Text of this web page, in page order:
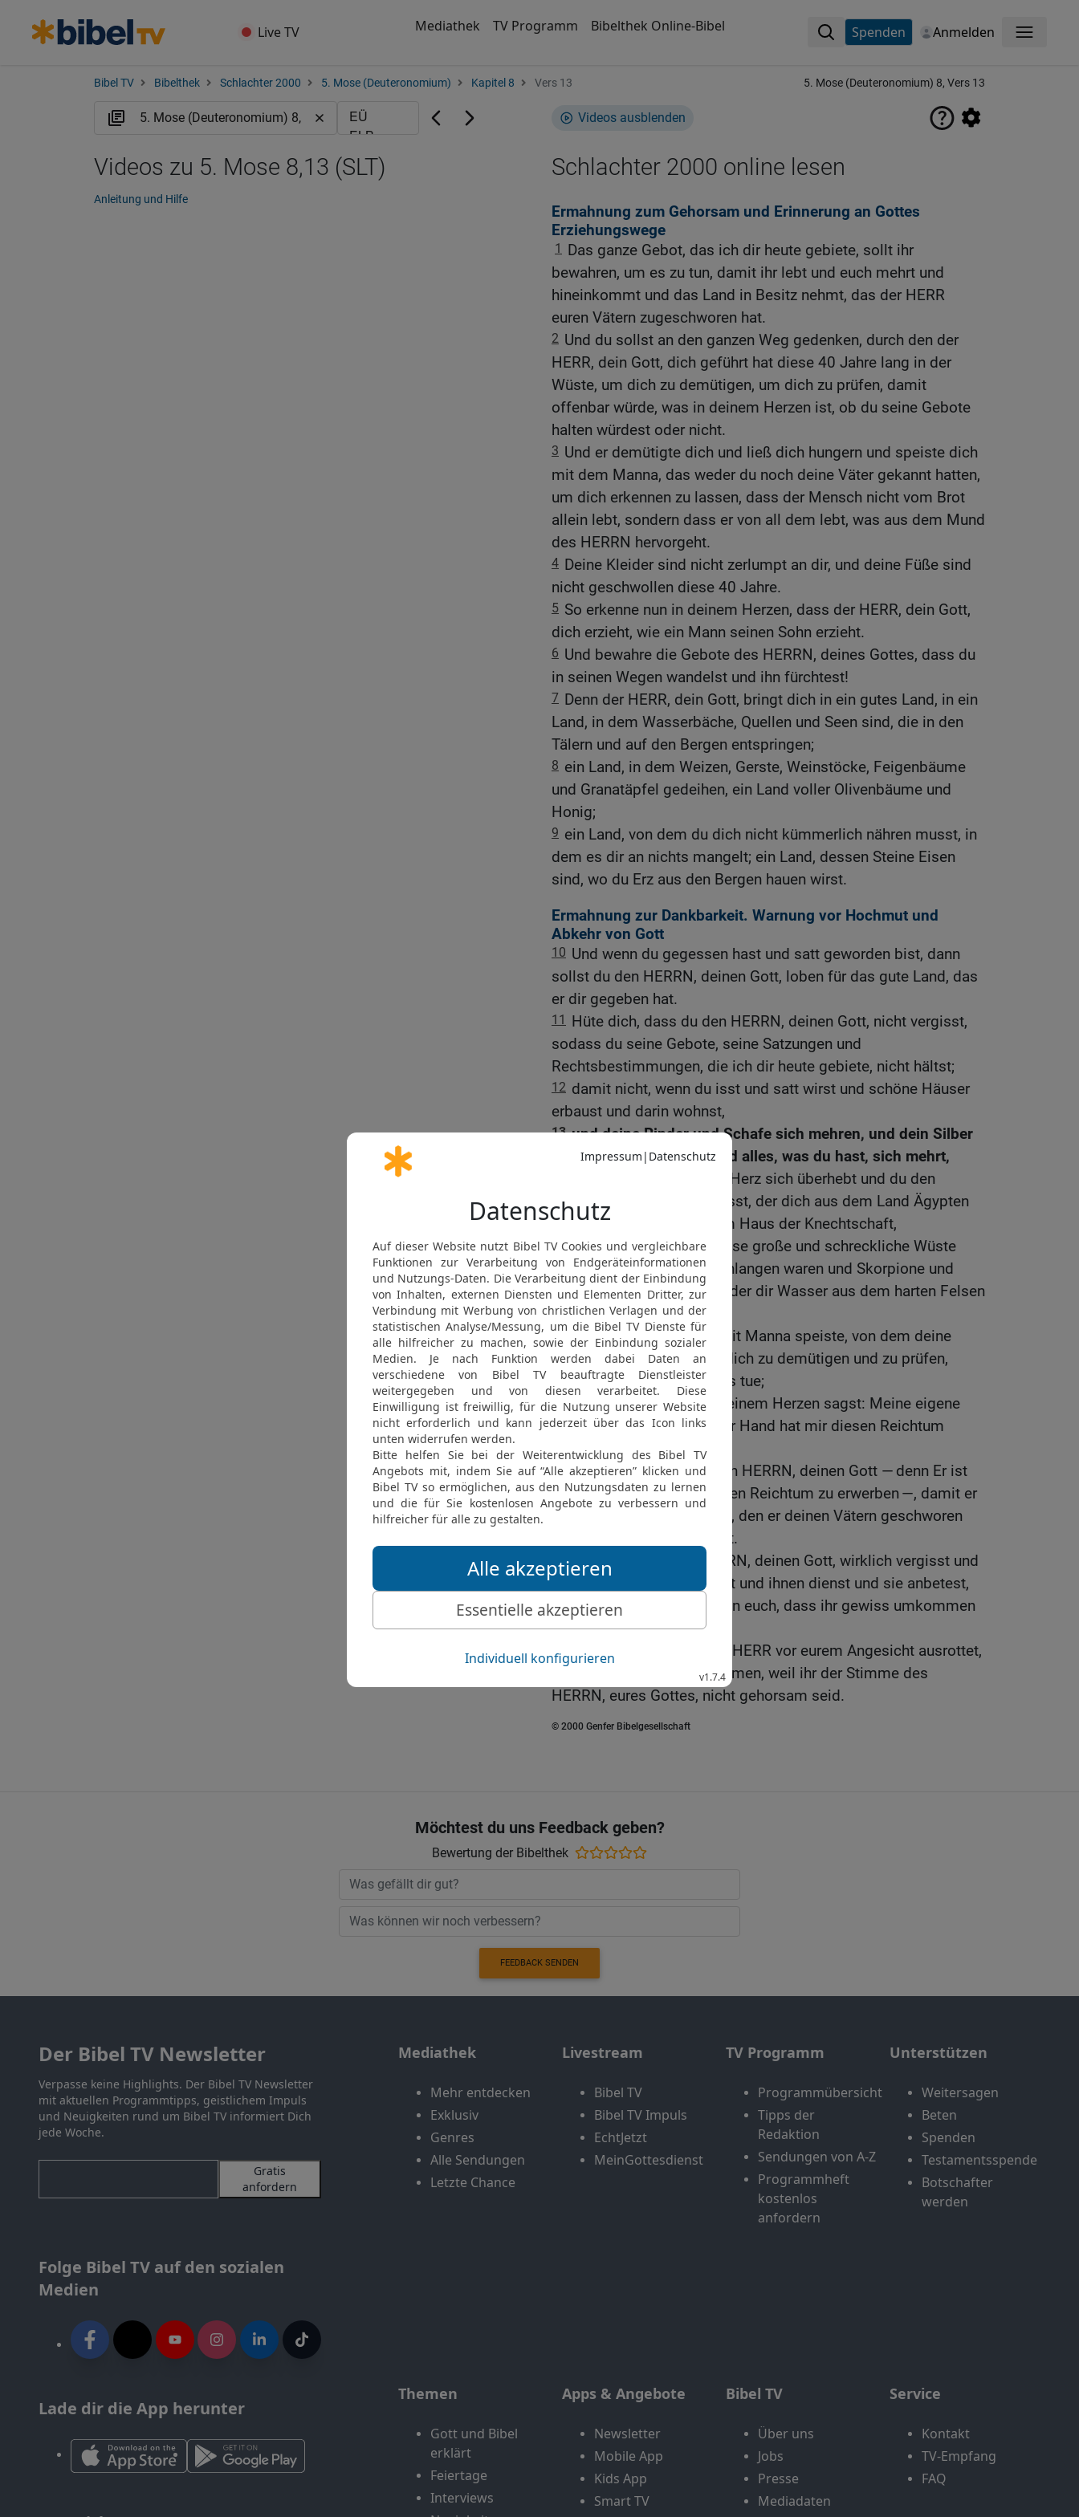
Live TV Mediathek TV Programm Bibelthek Online-Bibel Spenden Anmelden Menü
Bibel TV Bibelthek Schlachter 2000 5. Mose (Deuteronomium) Kapitel 8 Vers 13 5. Mose (Deuteronomium) 8, Vers 13
Videos ausblenden
Schlachter 2000 online lesen
Ermahnung zum Gehorsam und Erinnerung an Gottes
Erziehungswege
1
Das ganze Gebot, das ich dir heute gebiete, sollt ihr
bewahren, um es zu tun, damit ihr lebt und euch mehrt und
hineinkommt und das Land in Besitz nehmt, das der HERR
euren Vätern zugeschworen hat.
2 Und du sollst an den ganzen Weg gedenken, durch den der
HERR, dein Gott, dich geführt hat diese 40 Jahre lang in der
Wüste, um dich zu demütigen, um dich zu prüfen, damit
offenbar würde, was in deinem Herzen ist, ob du seine Gebote
halten würdest oder nicht.
3 Und er demütigte dich und ließ dich hungern und speiste dich
mit dem Manna, das weder du noch deine Väter gekannt hatten,
um dich erkennen zu lassen, dass der Mensch nicht vom Brot
allein lebt, sondern dass er von all dem lebt, was aus dem Mund
des HERRN hervorgeht.
4 Deine Kleider sind nicht zerlumpt an dir, und deine Füße sind
nicht geschwollen diese 40 Jahre.
5 So erkenne nun in deinem Herzen, dass der HERR, dein Gott,
dich erzieht, wie ein Mann seinen Sohn erzieht.
6 Und bewahre die Gebote des HERRN, deines Gottes, dass du
in seinen Wegen wandelst und ihn fürchtest!
7 Denn der HERR, dein Gott, bringt dich in ein gutes Land, in ein
Land, in dem Wasserbäche, Quellen und Seen sind, die in den
Tälern und auf den Bergen entspringen;
8 ein Land, in dem Weizen, Gerste, Weinstöcke, Feigenbäume
und Granatäpfel gedeihen, ein Land voller Olivenbäume und
Honig;
9 ein Land, von dem du dich nicht kümmerlich nähren musst, in
dem es dir an nichts mangelt; ein Land, dessen Steine Eisen
sind, wo du Erz aus den Bergen hauen wirst.
Ermahnung zur Dankbarkeit. Warnung vor Hochmut und
Abkehr von Gott
10 Und wenn du gegessen hast und satt geworden bist, dann
sollst du den HERRN, deinen Gott, loben für das gute Land, das
er dir gegeben hat.
11
Hüte dich, dass du den HERRN, deinen Gott, nicht vergisst,
sodass du seine Gebote, seine Satzungen und
Rechtsbestimmungen, die ich dir heute gebiete, nicht hältst;
12 damit nicht, wenn du isst und satt wirst und schöne Häuser
erbaust und darin wohnst,
13 und deine Rinder und Schafe sich mehren, und dein Silber
und Gold sich mehren, und alles, was du hast, sich mehrt,
[damit nicht] dann dein Herz sich überhebt und du den
HERRN, deinen Gott, vergisst, der dich aus dem Land Ägypten
herausgeführt hat, aus dem Haus der Knechtschaft,
15 [ihn, ] der dich durch diese große und schreckliche Wüste
geleitet hat, wo feurige Schlangen waren und Skorpione und
dürres Land ohne Wasser; der dir Wasser aus dem harten Felsen
entspringen ließ;
16 der dich in der Wüste mit Manna speiste, von dem deine
Väter nichts wussten, um dich zu demütigen und zu prüfen,
damit er dir am Ende Gutes tue;
17 und damit du nicht in deinem Herzen sagst: Meine eigene
Kraft und die Stärke meiner Hand hat mir diesen Reichtum
verschafft!
18 So gedenke doch an den HERRN, deinen Gott — denn Er ist
es, der dir Kraft gibt, solchen Reichtum zu erwerben —, damit er
seinen Bund aufrechterhält, den er deinen Vätern geschworen
hat, wie es heute geschieht.
19
Wenn du aber den HERRN, deinen Gott, wirklich vergisst und
anderen Göttern nachfolgst und ihnen dienst und sie anbetest,
so bezeuge ich heute gegen euch, dass ihr gewiss umkommen
werdet.
Wie die Heiden, die der HERR vor eurem Angesicht ausrottet,
so werdet auch ihr umkommen, weil ihr der Stimme des
HERRN, eures Gottes, nicht gehorsam seid.
© 2000 Genfer Bibelgesellschaft
Videos zu 5. Mose 8,13 (SLT)
Anleitung und Hilfe
Möchtest du uns Feedback geben?
Bewertung der Bibelthek
FEEDBACK SENDEN
Der Bibel TV Newsletter
Verpasse keine Highlights. Der Bibel TV Newsletter
mit aktuellen Programmtipps, geistlichem Impuls
und Neuigkeiten rund um Bibel TV informiert Dich
jede Woche.
Gratis
anfordern
Folge Bibel TV auf den sozialen
Medien
Lade dir die App herunter
Mediathek
Mehr entdecken
Exklusiv
Genres
Alle Sendungen
Letzte Chance
Livestream
Bibel TV
Bibel TV Impuls
EchtJetzt
MeinGottesdienst
TV Programm
Programmübersicht
Tipps der
Redaktion
Sendungen von A-Z
Programmheft
kostenlos
anfordern
Unterstützen
Weitersagen
Beten
Spenden
Testamentsspende
Botschafter
werden
Themen
Gott und Bibel
erklärt
Feiertage
Interviews
Apps & Angebote
Newsletter
Mobile App
Kids App
Smart TV
Bibel TV
Über uns
Jobs
Presse
Mediadaten
Service
Kontakt
TV-Empfang
FAQ